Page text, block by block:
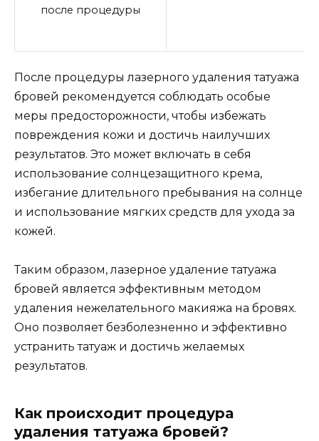
после процедуры
После процедуры лазерного удаления татуажа
бровей рекомендуется соблюдать особые
меры предосторожности, чтобы избежать
повреждения кожи и достичь наилучших
результатов. Это может включать в себя
использование солнцезащитного крема,
избегание длительного пребывания на солнце
и использование мягких средств для ухода за
кожей.
Таким образом, лазерное удаление татуажа
бровей является эффективным методом
удаления нежелательного макияжа на бровях.
Оно позволяет безболезненно и эффективно
устранить татуаж и достичь желаемых
результатов.
Как происходит процедура
удаления татуажа бровей?